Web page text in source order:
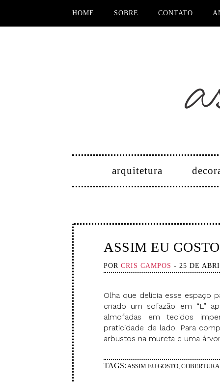
HOME SOBRE CONTATO
arquitetura
ASSIM EU GOSTO
POR CRIS CAMPOS - 25 DE
Olha que delícia esse espaço
criado um sofazão em “L”
almofadas em tecidos
praticidade de lado. Para
arbustos na mureta e uma
TAGS: ASSIM EU GOSTO, COBERTURA